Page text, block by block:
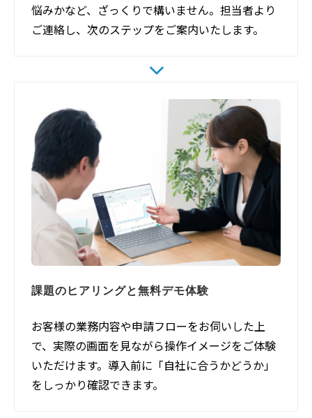
悩みかなど、ざっくりで構いません。担当者より
ご連絡し、次のステップをご案内いたします。
課題のヒアリングと無料デモ体験
お客様の業務内容や申請フローをお伺いした上
で、実際の画面を見ながら操作イメージをご体験
いただけます。導入前に「自社に合うかどうか」
をしっかり確認できます。